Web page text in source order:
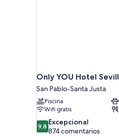
Only YOU Hotel
San Pablo-Santa Justa
Piscina
Wifi gratis
9.8
sobre
9,8 Excepcional
874 comentarios